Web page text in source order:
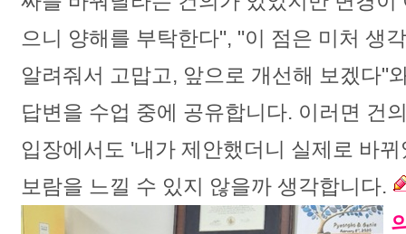
으니 양해를 부탁한다", "이 점은 미처 생
알려줘서 고맙고, 앞으로 개선해 보겠다"
답변을 수업 중에 공유합니다. 이러면 건
입장에서도 '내가 제안했더니 실제로 바
보람을 느낄 수 있지 않을까 생각합니다.